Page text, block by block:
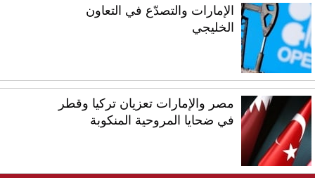
الإمارات والتصدّع في التعاون
الخليجي
مصر والإمارات تعزيان تركيا وقطر
في ضحايا المروحية المنكوبة